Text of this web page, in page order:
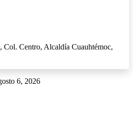
Col. Centro, Alcaldía Cuauhtémoc,
6, 2026